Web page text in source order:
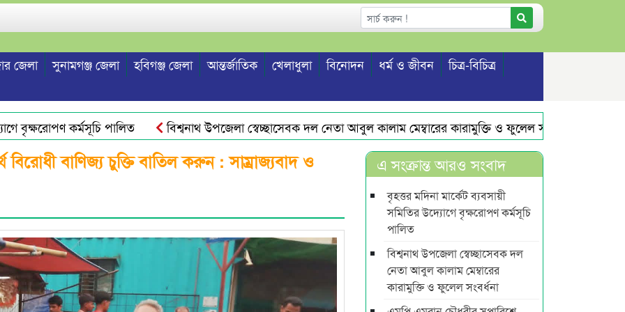
জেলা সুনামগঞ্জ জেলা হবিগঞ্জ জেলা আন্তর্জাতিক খেলাধুলা বিনোদন ধর্ম ও জীবন
চিত্র-বিচিত্র
কর্মসূচি পালিত বিশ্বনাথ উপজেলা স্বেচ্ছাসেবক দল নেতা আবুল কালাম মেম্বারের কারামুক্তি ও ফুলেল সংবর্ধনা
বিরোধী বাণিজ্য চুক্তি বাতিল করুন : সাম্রাজ্যবাদ ও
এ সংক্রান্ত আরও সংবাদ
বৃহত্তর মদিনা মার্কেট ব্যবসায়ী
সমিতির উদ্যোগে বৃক্ষরোপণ কর্মসূচি
পালিত
বিশ্বনাথ উপজেলা স্বেচ্ছাসেবক দল
নেতা আবুল কালাম মেম্বারের
কারামুক্তি ও ফুলেল সংবর্ধনা